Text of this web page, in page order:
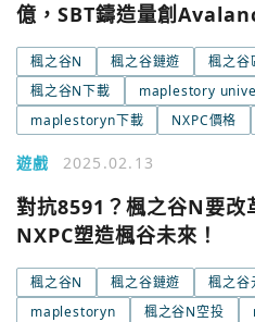
億，SBT鑄造量創
楓之谷N 楓之谷鏈遊 楓之谷
楓之谷N下載
maplestory
maplestoryn下載
NXPC價格
遊戲 2025.02.13
對抗8591？楓之谷N要改
NXPC塑造楓谷未來！
楓之谷N 楓之谷鏈遊 楓之谷
maplestoryn
楓之谷N空投